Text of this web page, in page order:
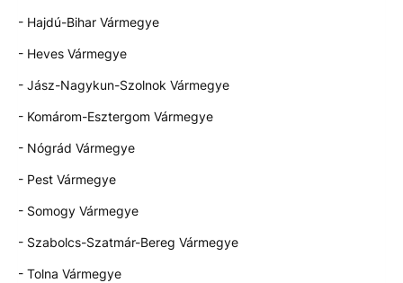
- Hajdú-Bihar Vármegye
- Heves Vármegye
- Jász-Nagykun-Szolnok Vármegye
- Komárom-Esztergom Vármegye
- Nógrád Vármegye
- Pest Vármegye
- Somogy Vármegye
- Szabolcs-Szatmár-Bereg Vármegye
- Tolna Vármegye